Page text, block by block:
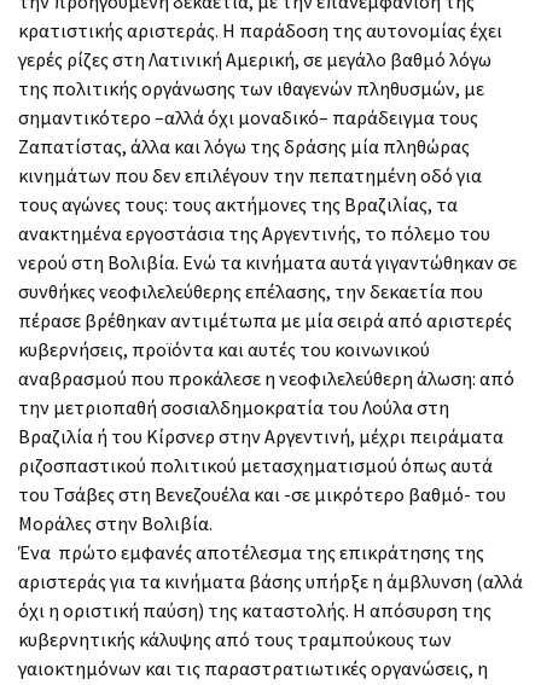
κρατιστικής αριστεράς. Η παράδοση της αυτονομίας έχει
γερές ρίζες στη Λατινική Αμερική, σε μεγάλο βαθμό λόγω
της πολιτικής οργάνωσης των ιθαγενών πληθυσμών, με
σημαντικότερο –αλλά όχι μοναδικό– παράδειγμα τους
Ζαπατίστας, άλλα και λόγω της δράσης μία πληθώρας
κινημάτων που δεν επιλέγουν την πεπατημένη οδό για
τους αγώνες τους: τους ακτήμονες της Βραζιλίας, τα
ανακτημένα εργοστάσια της Αργεντινής, το πόλεμο του
νερού στη Βολιβία. Ενώ τα κινήματα αυτά γιγαντώθηκαν σε
συνθήκες νεοφιλελεύθερης επέλασης, την δεκαετία που
πέρασε βρέθηκαν αντιμέτωπα με μία σειρά από αριστερές
κυβερνήσεις, προϊόντα και αυτές του κοινωνικού
αναβρασμού που προκάλεσε η νεοφιλελεύθερη άλωση: από
την μετριοπαθή σοσιαλδημοκρατία του Λούλα στη
Βραζιλία ή του Κίρσνερ στην Αργεντινή, μέχρι πειράματα
ριζοσπαστικού πολιτικού μετασχηματισμού όπως αυτά
του Τσάβες στη Βενεζουέλα και -σε μικρότερο βαθμό- του
Μοράλες στην Βολιβία.
Ένα πρώτο εμφανές αποτέλεσμα της επικράτησης της
αριστεράς για τα κινήματα βάσης υπήρξε η άμβλυνση (αλλά
όχι η οριστική παύση) της καταστολής. Η απόσυρση της
κυβερνητικής κάλυψης από τους τραμπούκους των
γαιοκτημόνων και τις παραστρατιωτικές οργανώσεις, η